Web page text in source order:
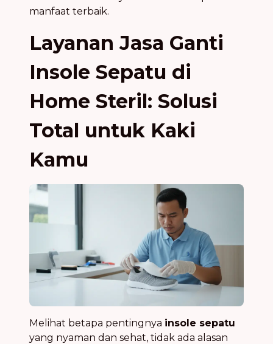
manfaat terbaik.
Layanan Jasa Ganti
Insole Sepatu di
Home Steril: Solusi
Total untuk Kaki
Kamu
Melihat betapa pentingnya insole sepatu
yang nyaman dan sehat, tidak ada alasan